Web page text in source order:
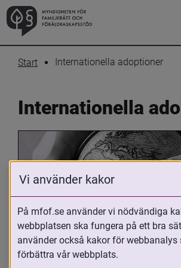
Start Internationella adoptioner
Internationella
Oavsett om du är adopterad,
adoptivförälder eller arbetar
Vi använder kakor
På mfof.se använder vi nödvändiga
webbplatsen ska fungera på ett bra
använder också kakor för webbanalys
förbättra vår webbplats.